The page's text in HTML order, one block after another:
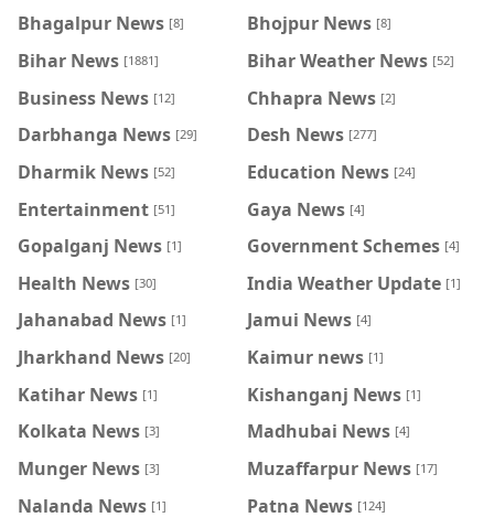
Bhagalpur News [8] Bhojpur News [8]
Bihar News [1881] Bihar Weather News [52]
Business News [12] Chhapra News [2]
Darbhanga News [29] Desh News [277]
Dharmik News [52] Education News [24]
Entertainment [51] Gaya News [4]
Gopalganj News [1] Government Schemes [4]
Health News [30] India Weather Update [1]
Jahanabad News [1] Jamui News [4]
Jharkhand News [20] Kaimur news [1]
Katihar News [1] Kishanganj News [1]
Kolkata News [3] Madhubai News [4]
Munger News [3] Muzaffarpur News [17]
Nalanda News [1] Patna News [124]